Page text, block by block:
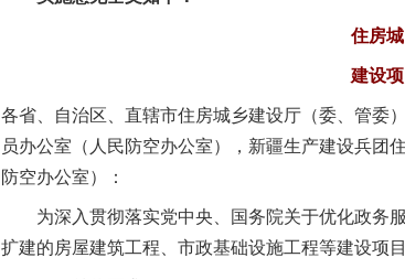
住房
建设
各省、自治区、直辖市住房城乡建设厅（委、管委
员办公室（人民防空办公室），新疆生产建设兵团
防空办公室）：
为深入贯彻落实党中央、国务院关于优化政务服
扩建的房屋建筑工程、市政基础设施工程等建设项